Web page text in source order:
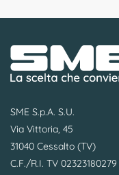
SME S.p.A. S.U.
Via Vittoria, 45
31040 Cessalto (TV)
C.F./R.I. TV 02323180279